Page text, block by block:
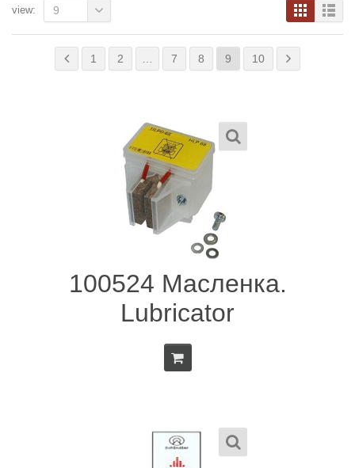
1 2 7 8 9 10
view: 9
100524 Масленка.
Lubricator